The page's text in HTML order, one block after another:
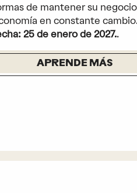
de mantener su
en constante
25 de enero de 2027..
APRENDE MÁS